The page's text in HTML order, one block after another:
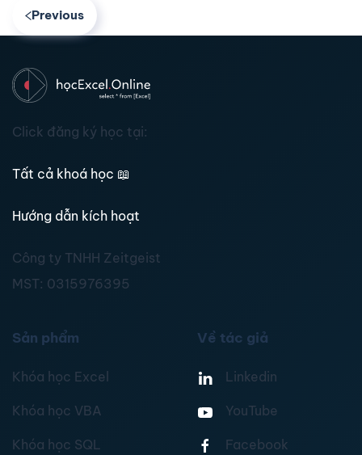
Previous
Click đăng ký học tại:
Tất cả khoá học 📖
Hướng dẫn kích hoạt
Công ty TNHH Zeitgeist
MST: 0315976395
Sản phẩm
Khóa học Excel
Khóa học VBA
Khóa học SQL
Về tác giả
Linkedin
YouTube
Facebook